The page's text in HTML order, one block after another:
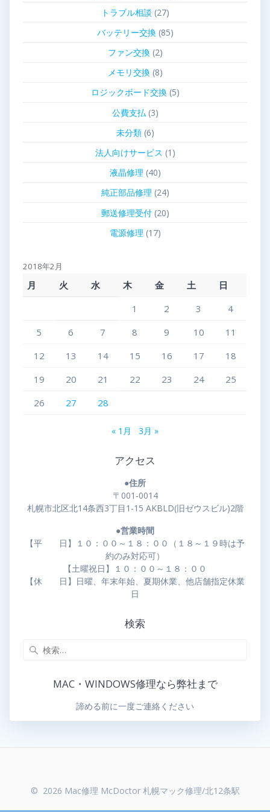
トラブル相談 (27)
バッテリー交換(85)
ファン交換(2)
メモリ交換(8)
ロジックボード交換(5)
公費支払(3)
未分類(6)
法人向けサービス (1)
液晶修理 (40)
純正部品修理 (24)
郵送修理受付(20)
電源修理 (17)
2018年2月
月 火 水 木 金 土
日
1
2 3
4
5
6 7 8 9 10
11
12
13 14 15 16 17
18
19
20 21 22 23 24
25
26
27 28
« 1月 3月 »
アクセス
●住所
〒001-0014
札幌市北区北14条西3丁目1-15 AKBLD(旧ゼウスビル)2階
●営業時間
【平 日】１０：００～１８：００（１８～１９時は予
約のみ対応可）
【土曜祝日】１０：００～１８：００
【休 日】日曜、年末年始、夏期休業、他店舗指定休業
日
検索
MAC・WINDOWS修理なら弊社まで
諦める前に一度ご連絡ください
© 2026 Mac修理 McDoctor 札幌マック修理/北12条駅